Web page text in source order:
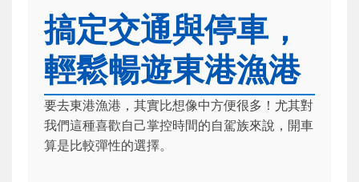
搞定交通與停車，
輕鬆暢遊東港漁港
要去東港漁港，其實比想像中方便很多！尤其對
我們這種喜歡自己掌控時間的自駕族來說，開車
算是比較彈性的選擇。